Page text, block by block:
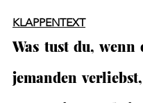
KLAPPENTEXT
Was tust du,
jemanden